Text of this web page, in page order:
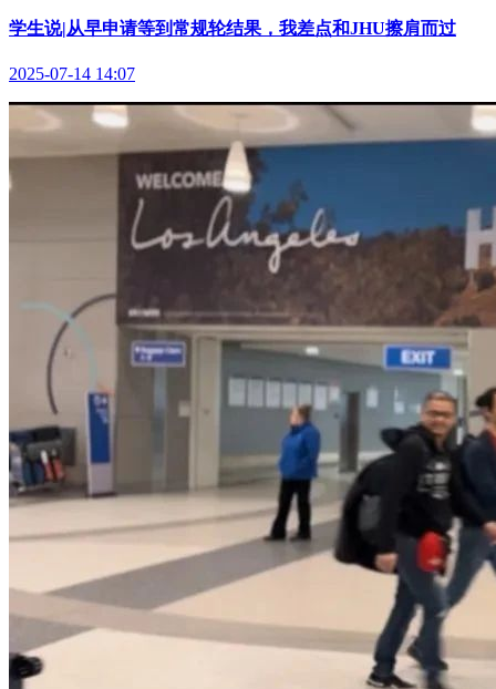
学生说|从早申请等到常规轮结果，我差点和JHU擦肩而过
2025-07-14 14:07